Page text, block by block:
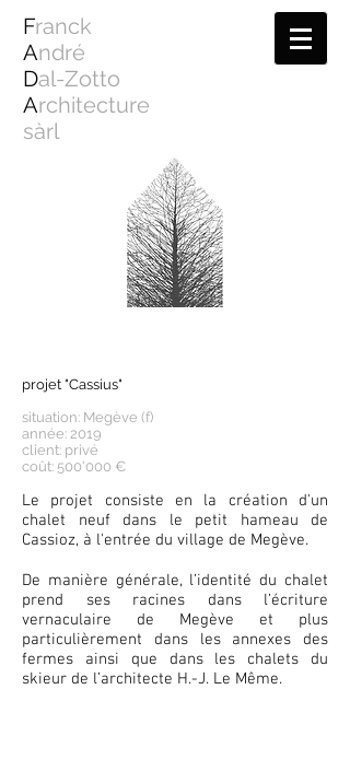
Franck
André
Dal-Zotto
Architecture
sàrl
projet "Cassius"
situation: Megève (f)
année: 2019
client: privé
coût: 500'000 €
Le projet consiste en la création d'un
chalet neuf dans le petit hameau de
Cassioz, à l'entrée du village de Megève.
De manière générale, l’identité du chalet
prend ses racines dans l’écriture
vernaculaire de Megève et plus
particulièrement dans les annexes des
fermes ainsi que dans les chalets du
skieur de l’architecte H.-J. Le Même.